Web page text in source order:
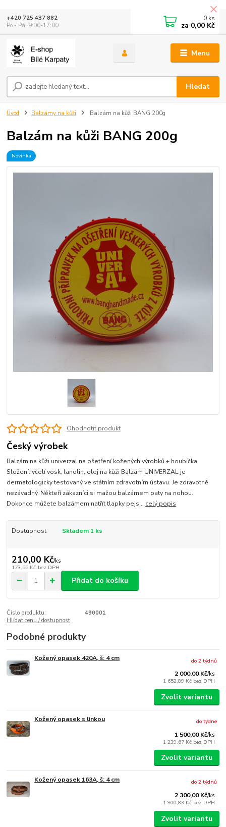
Menu
Hledat
+420 725 437 882
Po - Pá: 9:00-17:00
0 ks
za 0,00 Kč
Úvod Balzámy na kůži Balzám na kůži BANG 200g
Balzám na kůži BANG 200g
Novinka
Ohodnotit produkt
Český výrobek
Balzám na kůži univerzal na ošetření kožených výrobků + houbička
Složení: včelí vosk, lanolin, olej na kůži Balzám UNIVERZAL je
dermatologicky testovaný ve státním zdravotním ústavu. Je zdravotně
nezávadný. Někteří zákazníci si mažou balzámem paty na nohou.
Dokonce můžete balzámem natřít tlapky pejs... celý popis
Dostupnost Skladem 1 ks
210,00 Kč/ks
173,55 Kč bez DPH
Přidat do košíku
Číslo produktu:
490001
Hlídat cenu / dostupnost
Podobné produkty
Kožený opasek 420A, š: 4 cm
2 000,00 Kč/ks
1 652,89 Kč bez DPH
do 2 týdnů
Zvolit variantu
Kožený opasek s linkou
1 500,00 Kč/ks
1 239,67 Kč bez DPH
do týdne
Zvolit variantu
Kožený opasek 163A, š: 4 cm
2 300,00 Kč/ks
1 900,83 Kč bez DPH
do 2 týdnů
Zvolit variantu